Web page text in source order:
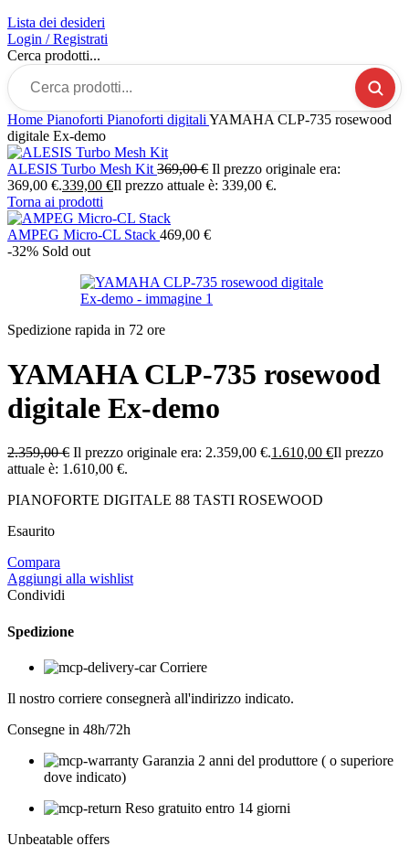
Lista dei desideri
Login / Registrati
Cerca prodotti...
Home Pianoforti Pianoforti digitali YAMAHA CLP-735 rosewood
digitale Ex-demo
ALESIS Turbo Mesh Kit 369,00€ Il prezzo originale era:
369,00 €.339,00 €Il prezzo attuale è: 339,00 €.
Torna ai prodotti
AMPEG Micro-CL Stack 469,00 €
-32% Sold out
Spedizione rapida in 72 ore
YAMAHA CLP-735 rosewood
digitale Ex-demo
2.359,00€ Il prezzo originale era: 2.359,00 €.1.610,00 €Il prezzo
attuale è: 1.610,00 €.
PIANOFORTE DIGITALE 88 TASTI ROSEWOOD
Esaurito
Compara
Aggiungi alla wishlist
Condividi
Spedizione
Corriere
Il nostro corriere consegnerà all'indirizzo indicato.
Consegne in 48h/72h
Garanzia 2 anni del produttore ( o superiore
dove indicato)
Reso gratuito entro 14 giorni
Unbeatable offers